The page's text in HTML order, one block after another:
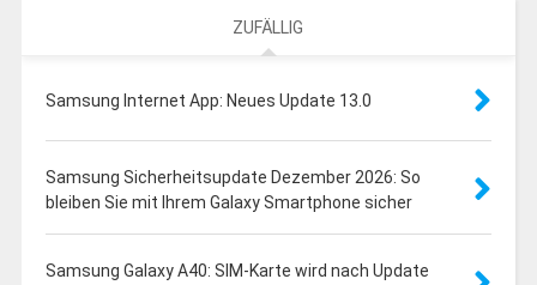
ZUFÄLLIG
Samsung Internet App: Neues Update 13.0
Samsung Sicherheitsupdate Dezember 2026: So
bleiben Sie mit Ihrem Galaxy Smartphone sicher
Samsung Galaxy A40: SIM-Karte wird nach Update